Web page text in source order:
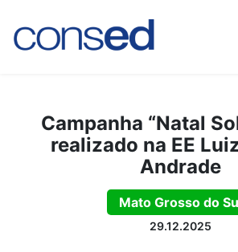
Campanha “Natal
realizado na EE
Andrade
Mato Grosso do
29.12.2025